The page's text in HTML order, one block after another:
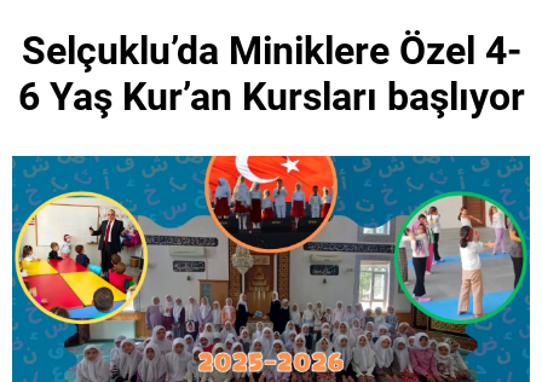
Selçuklu’da Miniklere Özel 4-
6 Yaş Kur’an Kursları başlıyor